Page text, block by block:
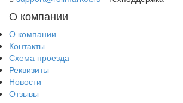
О компании
О компании
Контакты
Схема проезда
Реквизиты
Новости
Отзывы